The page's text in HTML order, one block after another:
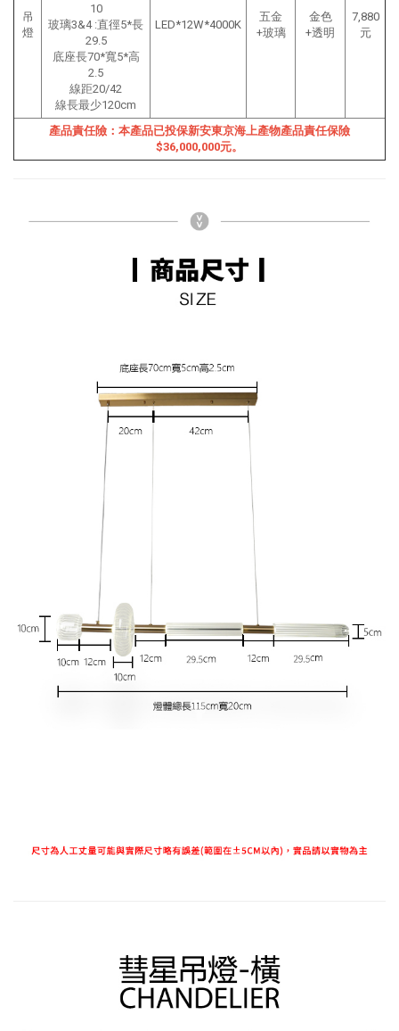
吊
燈
10
玻璃3&4 :直徑5*長
29.5
底座長70*寬5*高
2.5
線距20/42
線長最少120cm
LED*12W*4000K
五金
+玻璃
金色
+透明
7,880
元
產品責任險：本產品已投保新安東京海上產物產品責任保險
$36,000,000元。